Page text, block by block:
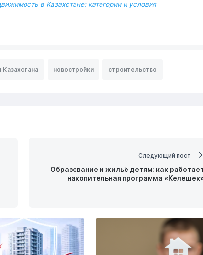
в Казахстане: категории и условия
новостройки строительство
Следующий пост
Образование и жильё детям: как
накопительная программа